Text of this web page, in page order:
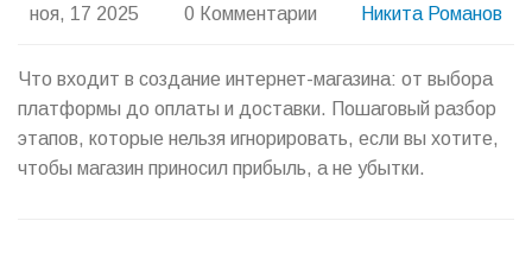
ноя, 17 2025 0 Комментарии Никита Романов
Что входит в создание интернет-магазина: от выбора
платформы до оплаты и доставки. Пошаговый разбор
этапов, которые нельзя игнорировать, если вы хотите,
чтобы магазин приносил прибыль, а не убытки.